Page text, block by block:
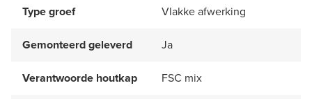
Type groef Vlakke afwerking
Gemonteerd geleverd Ja
Verantwoorde houtkap FSC mix